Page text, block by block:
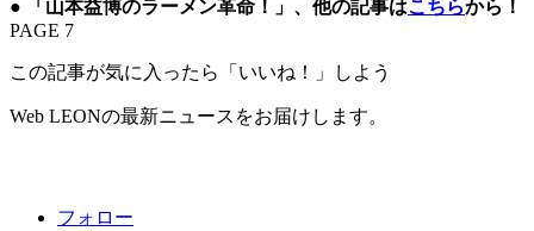
● 「山本益博のラーメン革命！」、他の記事はこちらから！
PAGE 7
この記事が気に入ったら「いいね！」しよう
Web LEONの最新ニュースをお届けします。
フォロー